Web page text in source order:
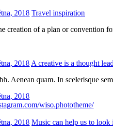
2018 Travel inspiration
creation of a plan or convention
2018A creative is a thought
Aenean quam. In scelerisque
2018
wiso.phototheme/
2018 Music can help us to look